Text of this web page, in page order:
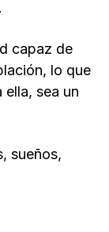
capaz de
lo que
sea un
sueños,